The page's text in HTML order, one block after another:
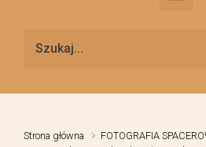
Strona główna
FOTOGRAFIA